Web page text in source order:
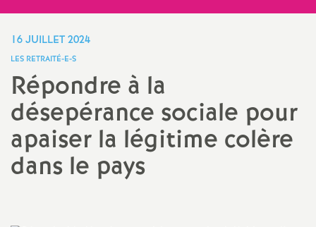
t
N
16 JUILLET 2024
LES RETRAITÉ-E-S
Répondre à la
désepérance sociale pour
apaiser la légitime colère
dans le pays